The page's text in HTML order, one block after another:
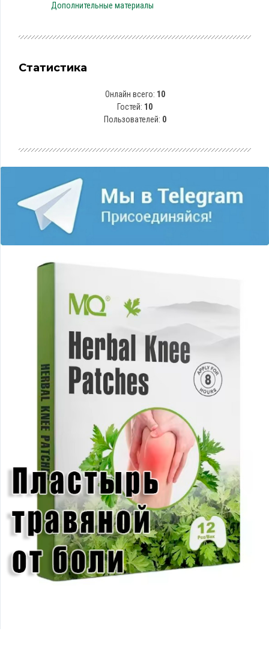
Дополнительные материалы
Статистика
Онлайн всего: 10
Гостей: 10
Пользователей: 0